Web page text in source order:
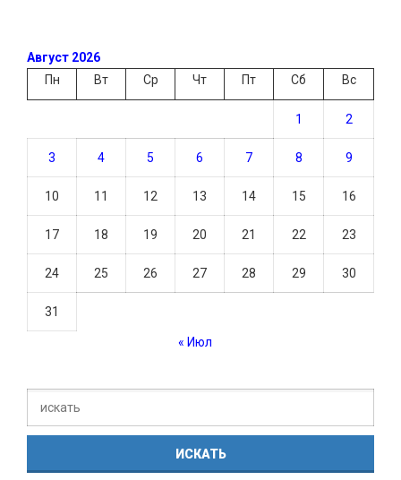
Август 2026
Пн
Вт Ср Чт Пт Сб Вс
1 2
3 4 5 6 7 8 9
10 11 12 13 14 15 16
17 18 19 20 21 22 23
24 25 26 27 28 29 30
31
« Июл